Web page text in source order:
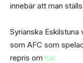
innebär att man
Syrianska Eskilstuna
som AFC som
repris om här.